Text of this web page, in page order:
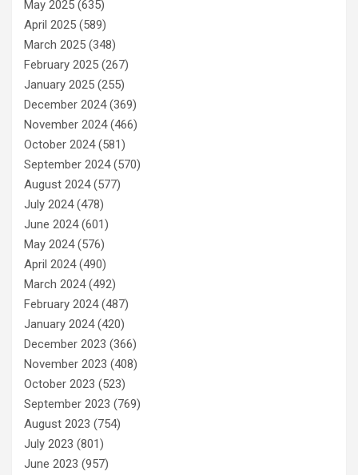
May 2025 (635)
April 2025 (589)
March 2025 (348)
February 2025 (267)
January 2025 (255)
December 2024(369)
November 2024(466)
October 2024(581)
September 2024(570)
August 2024(577)
July 2024(478)
June 2024(601)
May 2024(576)
April 2024(490)
March 2024(492)
February 2024(487)
January 2024(420)
December 2023 (366)
November 2023 (408)
October 2023 (523)
September 2023 (769)
August 2023 (754)
July 2023 (801)
June 2023 (957)